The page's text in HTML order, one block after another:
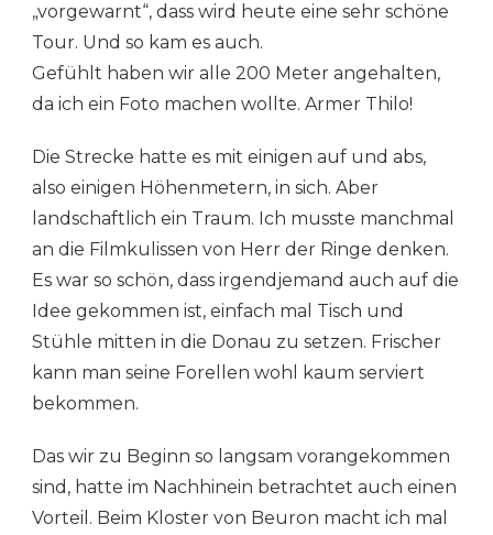
„vorgewarnt“, dass wird heute eine sehr schöne
Tour. Und so kam es auch.
Gefühlt haben wir alle 200 Meter angehalten,
da ich ein Foto machen wollte. Armer Thilo!
Die Strecke hatte es mit einigen auf und abs,
also einigen Höhenmetern, in sich. Aber
landschaftlich ein Traum. Ich musste manchmal
an die Filmkulissen von Herr der Ringe denken.
Es war so schön, dass irgendjemand auch auf die
Idee gekommen ist, einfach mal Tisch und
Stühle mitten in die Donau zu setzen. Frischer
kann man seine Forellen wohl kaum serviert
bekommen.
Das wir zu Beginn so langsam vorangekommen
sind, hatte im Nachhinein betrachtet auch einen
Vorteil. Beim Kloster von Beuron macht ich mal